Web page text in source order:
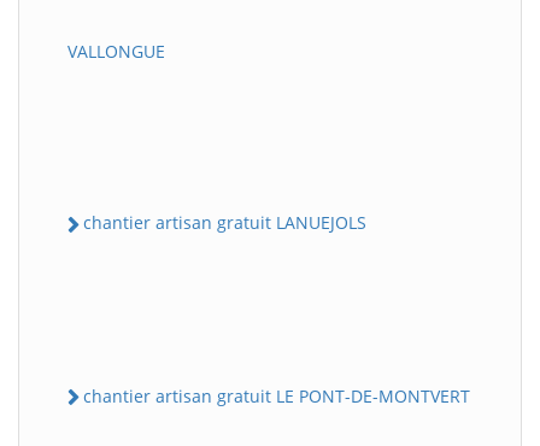
VALLONGUE
chantier artisan gratuit LANUEJOLS
chantier artisan gratuit LE PONT-DE-MONTVERT